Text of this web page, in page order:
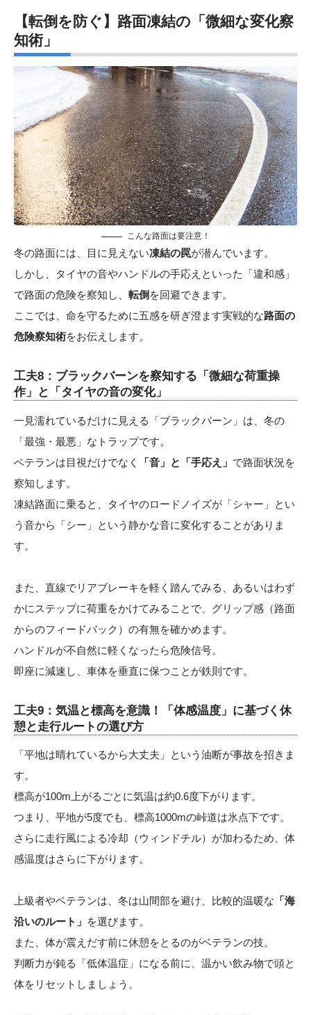
【転倒を防ぐ】路面凍結の「微細な変化察
知術」
こんな路面は要注意！
冬の路面には、目に見えない凍結の罠が潜んでいます。
しかし、タイヤの音やハンドルの手応えといった「違和感」
で路面の危険を察知し、 転倒 を回避できます。
ここでは、命を守るために五感を研ぎ澄ます実戦的な路面の
危険察知術をお伝えします。
工夫8：ブラックバーンを察知する「微細な荷重操
作」と「タイヤの音の変化」
一見濡れているだけに見える「ブラックバーン」は、冬の
「最強・最悪」なトラップです。
ベテランは目視だけでなく
「音」と「手応え」 で路面状況を
察知します。
凍結路面に乗ると、タイヤのロードノイズが「シャー」とい
う音から「シー」という静かな音に変化することがありま
す。
また、直線でリアブレーキを軽く踏んでみる、あるいはわず
かにステップに荷重をかけてみることで、グリップ感（路面
からのフィードバック）の有無を確かめます。
ハンドルが不自然に軽くなったら危険信号。
即座に減速し、車体を垂直に保つことが鉄則です。
工夫9：気温と標高を意識！「体感温度」に基づく休
憩と走行ルートの選び方
「平地は晴れているから大丈夫」という油断が事故を招きま
す。
標高が100m上がるごとに気温は約0.6度下がります。
つまり、平地が5度でも、標高1000mの峠道は氷点下です。
さらに走行風による冷却（ウィンドチル）が加わるため、体
感温度はさらに下がります。
上級者やベテランは、冬は山間部を避け、比較的温暖な 「海
沿いのルート」 を選びます。
また、体が震えだす前に休憩をとるのがベテランの技。
判断力が鈍る「低体温症」になる前に、温かい飲み物で頭と
体をリセットしましょう。